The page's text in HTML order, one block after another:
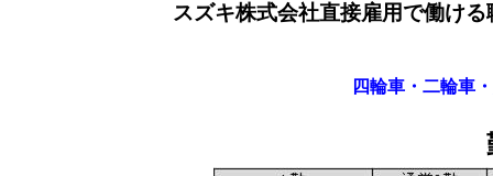
スズキ株式会社直接雇用で働け
四輪車・二輪車